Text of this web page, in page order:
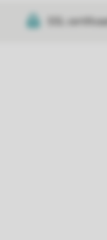
SSL certificaat